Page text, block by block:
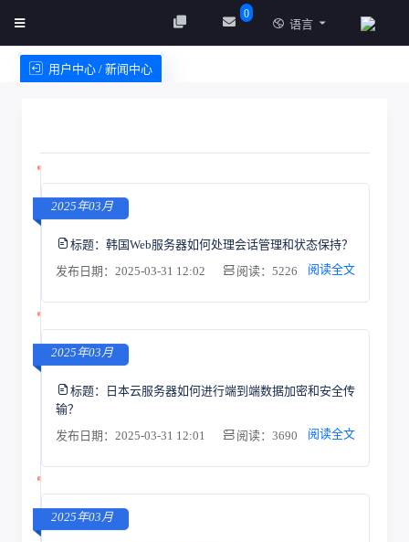
0
语言
用户中心 / 新闻中心
2025年03月
标题： 韩国Web服务器如何处理会话管理和状态保持？
发布日期：2025-03-31 12:02
阅读：5226 阅读全文
2025年03月
标题：
日本云服务器如何进行端到端数据加密和安全传
输？
发布日期：2025-03-31 12:01
阅读：3690 阅读全文
2025年03月